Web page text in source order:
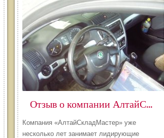
​Отзыв о компании АлтайСкладМастер: продажа стеллажей и складского оборудования
Компания «АлтайСкладМастер» уже
несколько лет занимает лидирующие